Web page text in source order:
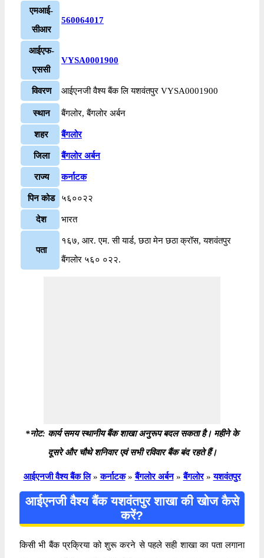
एमआई-
सीआर
560064017
आईएफ-
एससी
VYSA0001900
विवरण आईएनजी वैश्य बैंक लि यशवंतपुर VYSA0001900
स्थान बैंगलोर, बैंगलोर अर्बन
शहर बैंगलोर
जिला बैंगलोर अर्बन
राज्य कर्नाटक
पिन कोड ५६००२२
देश भारत
पता
१६७, आर. एम. सी यार्ड, छठा मेन छठा क्रॉस, यशवंतपुर
बैंगलोर ५६० ०२२.
*नोट: कार्य समय स्थानीय बैंक शाखा अनुरूप बदल सकता है। महीने के
दूसरे और चौथे शनिवार एवं सभी रविवार बैंक बंद रहते हैं।
आईएनजी वैश्य बैंक लि » कर्नाटक » बैंगलोर अर्बन » बैंगलोर » यशवंतपुर
आईएनजी वैश्य बैंक यशवंतपुर शाखा की खोज कैसे
करें?
किसी भी बैंक प्रक्रिया को शुरू करने से पहले सही शाखा का पता लगाना